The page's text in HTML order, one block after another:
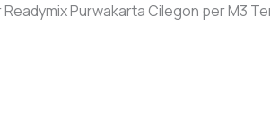
Purwakarta Cilegon per M3